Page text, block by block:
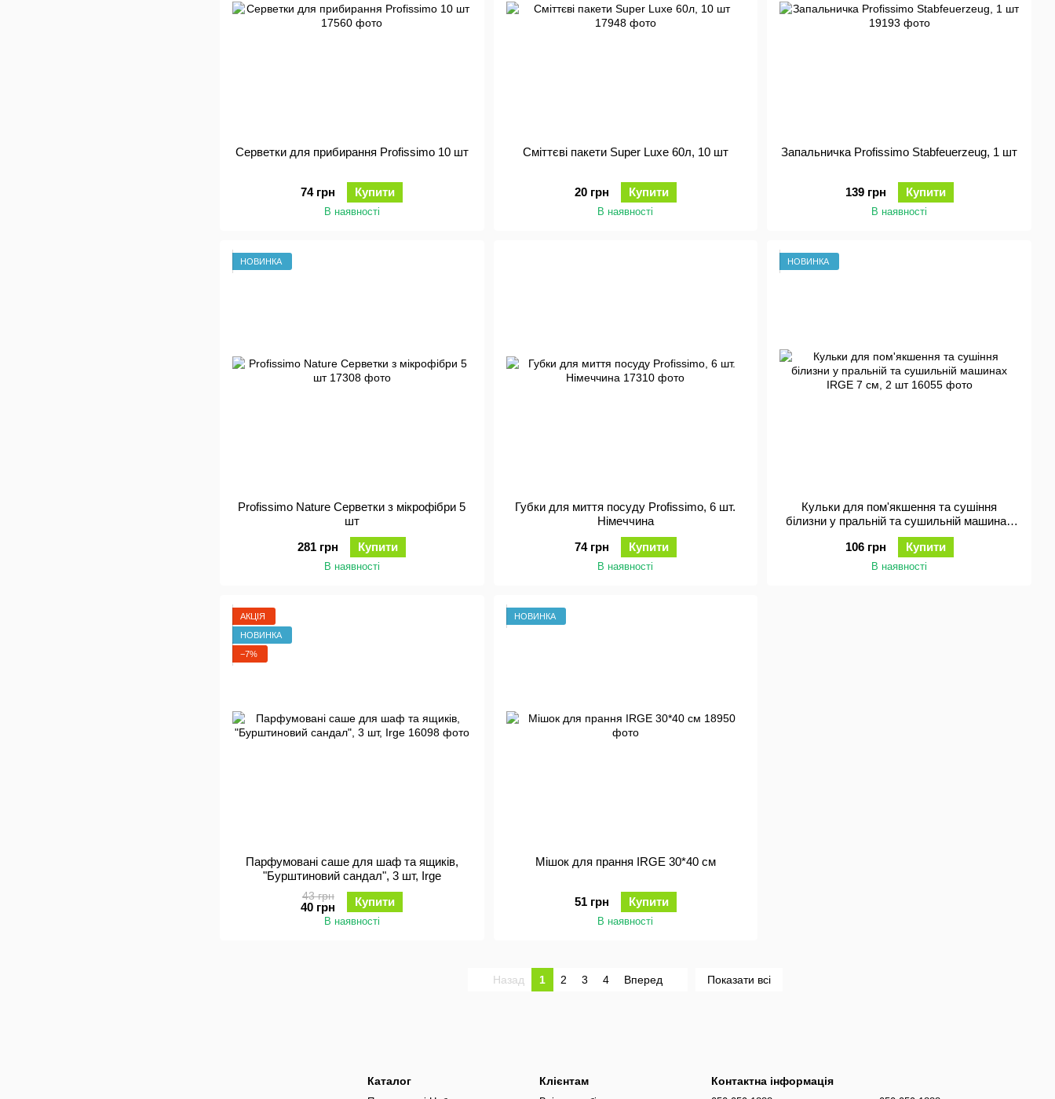
Серветки для прибирання Profissimo 10 шт
74 грн Купити
В наявності
Сміттєві пакети Super Luxe 60л, 10 шт
20 грн Купити
В наявності
Запальничка Profissimo Stabfeuerzeug, 1 шт
139 грн Купити
В наявності
НОВИНКА
Profissimo Nature Серветки з мікрофібри 5
шт
281 грн
Купити
В наявності
Губки для миття посуду Profissimo, 6 шт.
Німеччина
74 грн
Купити
В наявності
НОВИНКА
Кульки для пом'якшення та сушіння
білизни у пральній та сушильній машинах
IRGE 7 см, 2 шт
106 грн
Купити
В наявності
АКЦІЯ
НОВИНКА
−7%
Парфумовані саше для шаф та ящиків,
"Бурштиновий сандал", 3 шт, Irge
43 грн
40 грн Купити
В наявності
НОВИНКА
Мішок для прання IRGE 30*40 см
51 грн Купити
В наявності
Назад 1 2 3 4 Вперед Показати всі
Каталог Клієнтам Контактна інформація